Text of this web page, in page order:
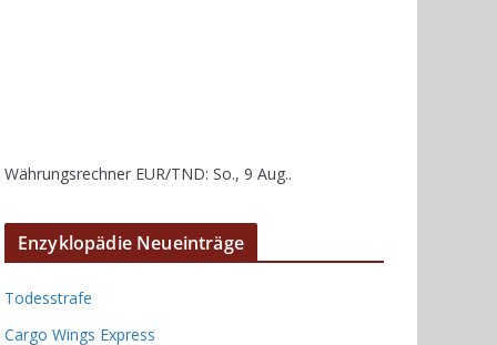
Währungsrechner EUR/TND: So., 9 Aug..
Enzyklopädie Neueinträge
Todesstrafe
Cargo Wings Express